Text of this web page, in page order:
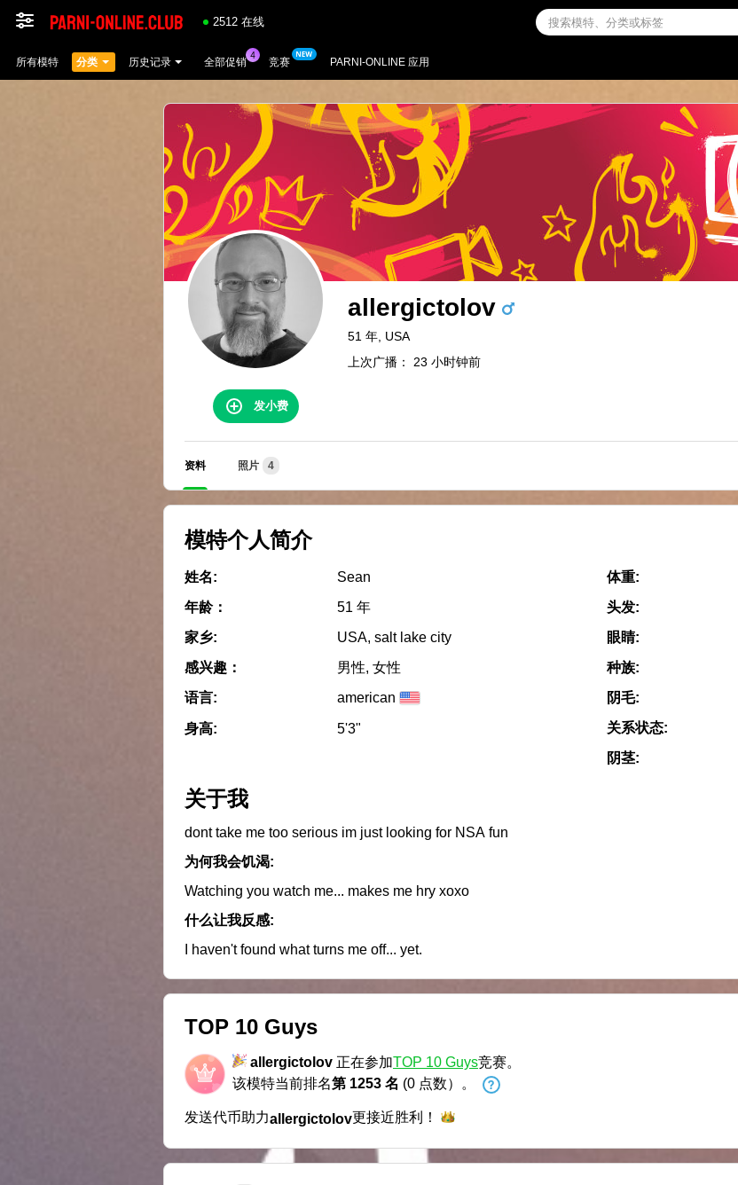
2512 在线
所有模特 分类 历史记录 全部促销 竞赛 PARNI-ONLINE 应用
allergictolov
51 年, USA
上次广播： 23 小时钟前
发小费
资料 照片 4
模特个人简介
姓名:
Sean
年龄：
51 年
家乡:
USA, salt lake city
感兴趣：
男性, 女性
语言:
american
身高: 5'3"
体重:
头发:
眼睛:
种族:
阴毛:
关系状态:
阴茎:
关于我
dont take me too serious im just looking for NSA fun
为何我会饥渴:
Watching you watch me... makes me hry xoxo
什么让我反感:
I haven't found what turns me off... yet.
TOP 10 Guys
allergictolov 正在参加TOP 10 Guys竞赛。
该模特当前排名第 1253 名 (0 点数）。
发送代币助力allergictolov更接近胜利！